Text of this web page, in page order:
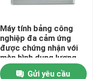
Máy tính bảng công
nghiệp đa cảm ứng
được chứng nhận với
màn hình dung lượng
Gửi yêu cầu